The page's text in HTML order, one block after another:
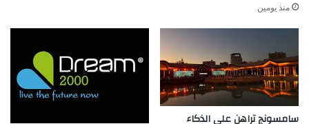
منذ يومين
سامسونج تراهن على الذكاء